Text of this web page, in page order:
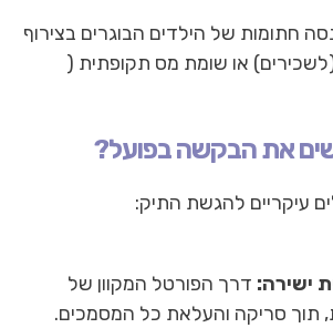
חתומות של הילדים הבוגרים בצירוף
או שומת מס תקופתית (
את הבקשה בפועל?
עיקריים להגשת התיק:
ישירה: דרך הפורטל המקוון של
תוך סריקה והעלאת כל המסמכים.